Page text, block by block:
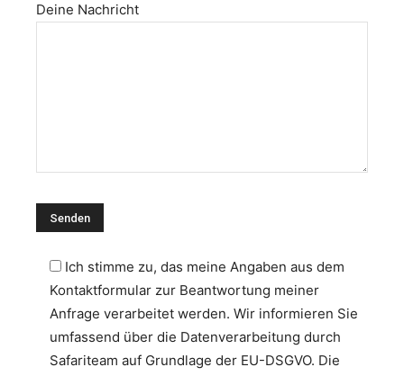
Deine Nachricht
Ich stimme zu, das meine Angaben aus dem
Kontaktformular zur Beantwortung meiner
Anfrage verarbeitet werden. Wir informieren Sie
umfassend über die Datenverarbeitung durch
Safariteam auf Grundlage der EU-DSGVO. Die